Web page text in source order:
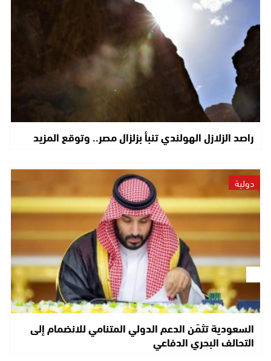
راصد الزلازل الهولندي تنبأ بزلزال مصر.. وتوقع المزيد
دولية
السعودية تثمّن الدعم الدولي المتنامي للانضمام إلى
التحالف البحري الدفاعي